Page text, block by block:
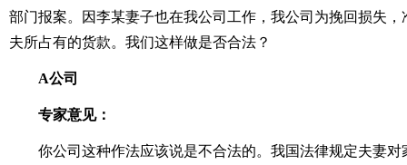
部门报案。因李某妻子也在我公司工作，我公司为挽回损失
夫所占有的货款。我们这样做是否合法？
A公司
专家意见：
你公司这种作法应该说是不合法的。我国法律规定夫妻